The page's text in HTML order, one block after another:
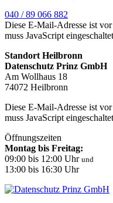
040 / 89 066 882
Diese E-Mail-Adresse ist
muss JavaScript
Standort Heilbronn
Datenschutz Prinz GmbH
Am Wollhaus 18
74072 Heilbronn
Diese E-Mail-Adresse ist
muss JavaScript
Öffnungszeiten
Montag bis Freitag:
09:00 bis 12:00 Uhr und
13:00 bis 16:30 Uhr